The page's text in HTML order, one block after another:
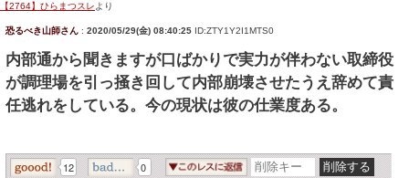
【2764】ひらまつスレ より
恐るべき山師さん : 2020/05/29(金) 08:40:25 ID:ZTY1Y2I1MTS0
内部通から聞きますが口ばかりで実力が伴わない取締役
が調理場を引っ掻き回して内部崩壊させたうえ辞めて責
任逃れをしている。今の現状は彼の仕業度ある。
12 0